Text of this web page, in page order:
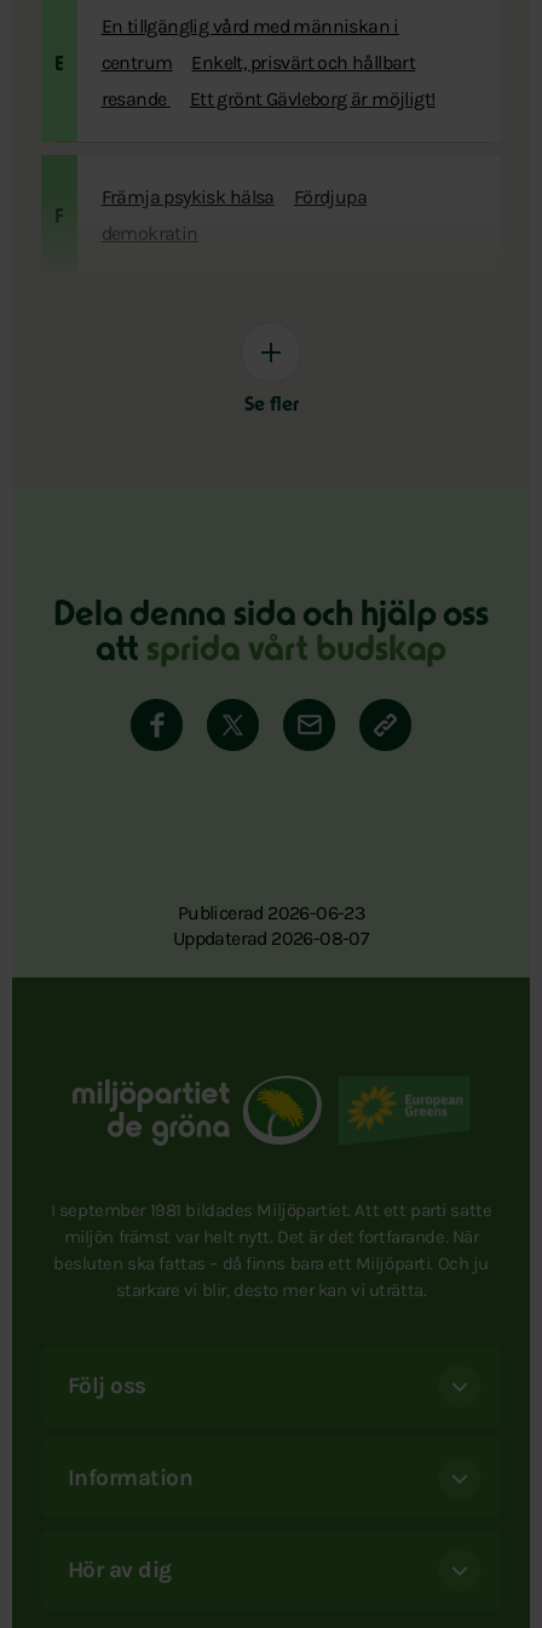
E
En tillgänglig vård med människan i
centrum
Enkelt, prisvärt och hållbart
resande
Ett grönt Gävleborg är möjligt!
F
Främja psykisk hälsa
Fördjupa
demokratin
Se fler
Dela denna sida och hjälp oss
att sprida vårt budskap
Publicerad 2026-06-23
Uppdaterad 2026-08-07
I september 1981 bildades Miljöpartiet. Att ett parti satte
miljön främst var helt nytt. Det är det fortfarande. När
besluten ska fattas – då finns bara ett Miljöparti. Och ju
starkare vi blir, desto mer kan vi uträtta.
Följ oss
Information
Hör av dig